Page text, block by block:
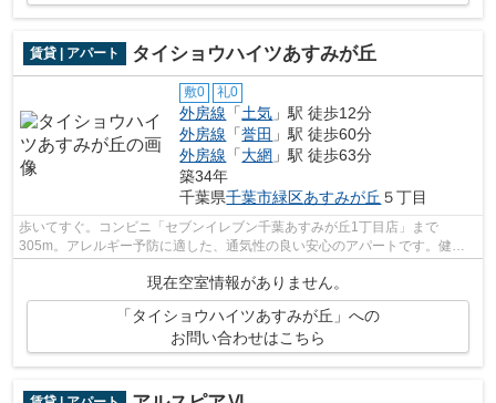
賃貸 | アパート タイショウハイツあすみが丘
敷0 礼0
外房線 「土気 」駅 徒歩12分
外房線 「誉田 」駅 徒歩60分
外房線 「大網 」駅 徒歩63分
築34年
千葉県千葉市緑区あすみが丘 ５丁目
歩いてすぐ。コンビニ「セブンイレブン千葉あすみが丘1丁目店」まで
305m。アレルギー予防に適した、通気性の良い安心のアパートです。健康
現在空室情報がありません。
「タイショウハイツあすみが丘」への
お問い合わせはこちら